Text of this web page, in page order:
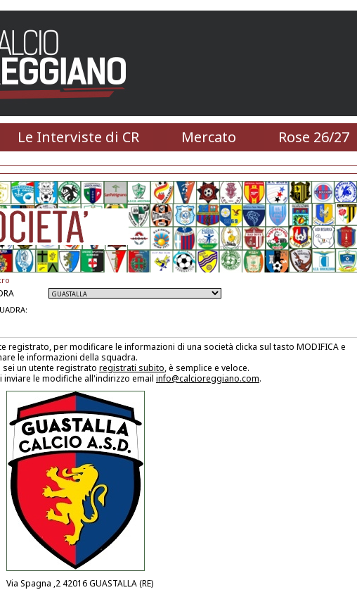
Le Interviste di CR Mercato Rose 26/27
registrato, per modificare le informazioni di una società clicka sul tasto MODIFICA e
le informazioni della squadra.
sei un utente registrato registrati subito, è semplice e veloce.
inviare le modifiche all'indirizzo email info@calcioreggiano.com.
Via Spagna ,2 42016 GUASTALLA (RE)